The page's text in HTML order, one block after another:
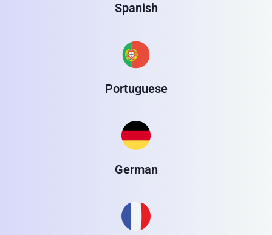
Spanish
Portuguese
German